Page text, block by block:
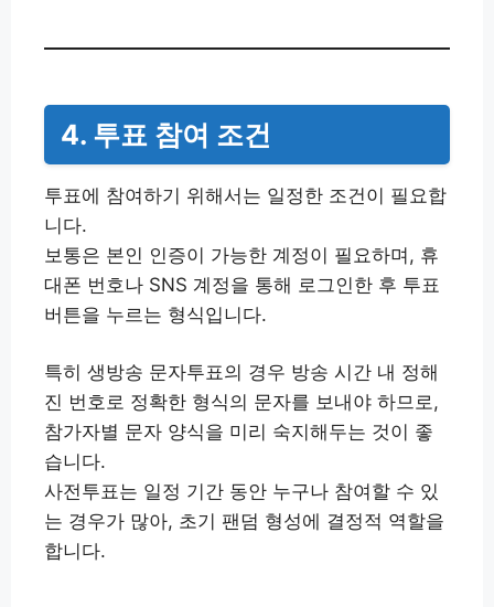
4. 투표 참여 조건
투표에 참여하기 위해서는 일정한 조건이 필요합
니다.
보통은 본인 인증이 가능한 계정이 필요하며, 휴
대폰 번호나 SNS 계정을 통해 로그인한 후 투표
버튼을 누르는 형식입니다.
특히 생방송 문자투표의 경우 방송 시간 내 정해
진 번호로 정확한 형식의 문자를 보내야 하므로,
참가자별 문자 양식을 미리 숙지해두는 것이 좋
습니다.
사전투표는 일정 기간 동안 누구나 참여할 수 있
는 경우가 많아, 초기 팬덤 형성에 결정적 역할을
합니다.